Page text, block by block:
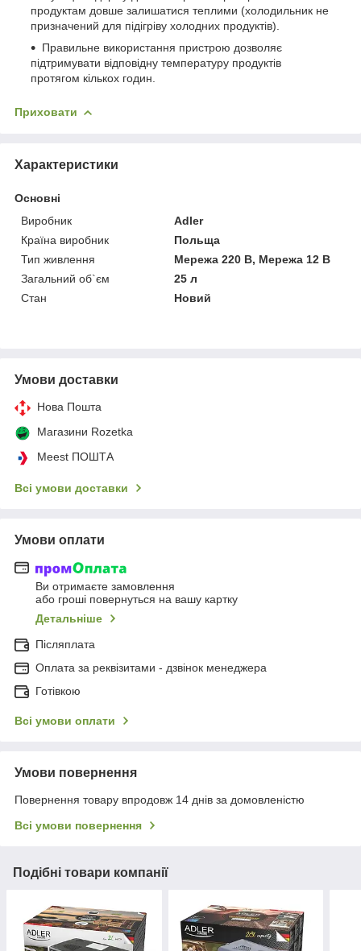
продуктам довше залишатися теплими (холодильник не
призначений для підігріву холодних продуктів).
Правильне використання пристрою дозволяє
підтримувати відповідну температуру продуктів
протягом кількох годин.
Приховати
Характеристики
Основні
Виробник
Adler
Країна виробник
Польща
Тип живлення
Мережа 220 В, Мережа 12 В
Загальний об`єм
25 л
Стан
Новий
Умови доставки
Нова Пошта
Магазини Rozetka
Meest ПОШТА
Всі умови доставки
Умови оплати
Ви отримаєте замовлення
або гроші повернуться на вашу картку
Детальніше
Післяплата
Оплата за реквізитами - дзвінок менеджера
Готівкою
Всі умови оплати
Умови повернення
Повернення товару впродовж 14 днів за домовленістю
Всі умови повернення
Подібні товари компанії